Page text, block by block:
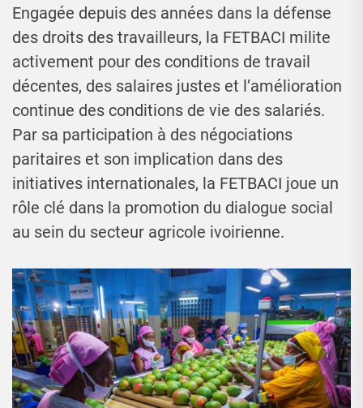
Engagée depuis des années dans la défense
des droits des travailleurs, la FETBACI milite
activement pour des conditions de travail
décentes, des salaires justes et l’amélioration
continue des conditions de vie des salariés.
Par sa participation à des négociations
paritaires et son implication dans des
initiatives internationales, la FETBACI joue un
rôle clé dans la promotion du dialogue social
au sein du secteur agricole ivoirienne.